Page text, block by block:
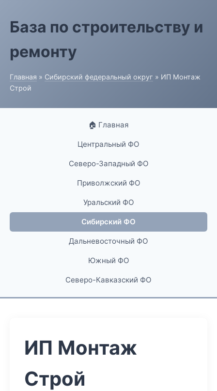
База по строительству и
ремонту
Главная » Сибирский федеральный округ » ИП Монтаж
Строй
🏠 Главная
Центральный ФО
Северо-Западный ФО
Приволжский ФО
Уральский ФО
Сибирский ФО
Дальневосточный ФО
Южный ФО
Северо-Кавказский ФО
ИП Монтаж
Строй